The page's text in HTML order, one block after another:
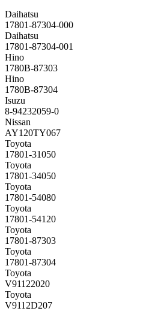
Daihatsu
17801-87304-000
Daihatsu
17801-87304-001
Hino
1780B-87303
Hino
1780B-87304
Isuzu
8-94232059-0
Nissan
AY120TY067
Toyota
17801-31050
Toyota
17801-34050
Toyota
17801-54080
Toyota
17801-54120
Toyota
17801-87303
Toyota
17801-87304
Toyota
V91122020
Toyota
V9112D207